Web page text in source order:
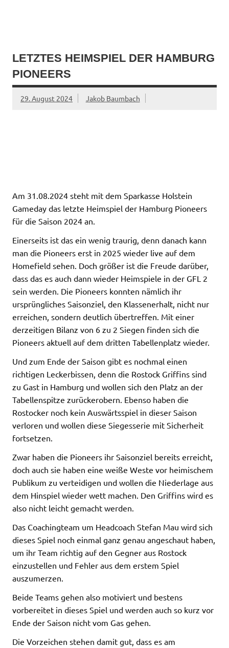
LETZTES HEIMSPIEL DER HAMBURG
PIONEERS
29. August 2024 Jakob Baumbach
Am 31.08.2024 steht mit dem Sparkasse Holstein
Gameday das letzte Heimspiel der Hamburg Pioneers
für die Saison 2024 an.
Einerseits ist das ein wenig traurig, denn danach kann
man die Pioneers erst in 2025 wieder live auf dem
Homefield sehen. Doch größer ist die Freude darüber,
dass das es auch dann wieder Heimspiele in der GFL 2
sein werden. Die Pioneers konnten nämlich ihr
ursprüngliches Saisonziel, den Klassenerhalt, nicht nur
erreichen, sondern deutlich übertreffen. Mit einer
derzeitigen Bilanz von 6 zu 2 Siegen finden sich die
Pioneers aktuell auf dem dritten Tabellenplatz wieder.
Und zum Ende der Saison gibt es nochmal einen
richtigen Leckerbissen, denn die Rostock Griffins sind
zu Gast in Hamburg und wollen sich den Platz an der
Tabellenspitze zurückerobern. Ebenso haben die
Rostocker noch kein Auswärtsspiel in dieser Saison
verloren und wollen diese Siegesserie mit Sicherheit
fortsetzen.
Zwar haben die Pioneers ihr Saisonziel bereits erreicht,
doch auch sie haben eine weiße Weste vor heimischem
Publikum zu verteidigen und wollen die Niederlage aus
dem Hinspiel wieder wett machen. Den Griffins wird es
also nicht leicht gemacht werden.
Das Coachingteam um Headcoach Stefan Mau wird sich
dieses Spiel noch einmal ganz genau angeschaut haben,
um ihr Team richtig auf den Gegner aus Rostock
einzustellen und Fehler aus dem erstem Spiel
auszumerzen.
Beide Teams gehen also motiviert und bestens
vorbereitet in dieses Spiel und werden auch so kurz vor
Ende der Saison nicht vom Gas gehen.
Die Vorzeichen stehen damit gut, dass es am